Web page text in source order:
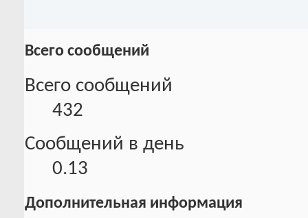
Всего сообщений
Всего сообщений
432
Сообщений в день
0.13
Дополнительная информация